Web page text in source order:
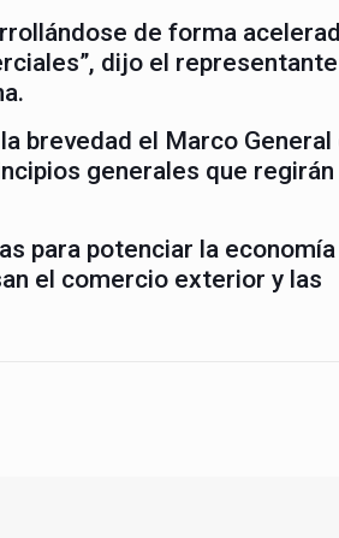
de forma
dijo el
brevedad el Marco General
generales que regirán
para potenciar la
el comercio exterior y las